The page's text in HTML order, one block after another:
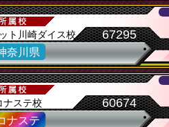
ト川崎ダイス校
奈川県
67295
ナステ校
ナステ
60674